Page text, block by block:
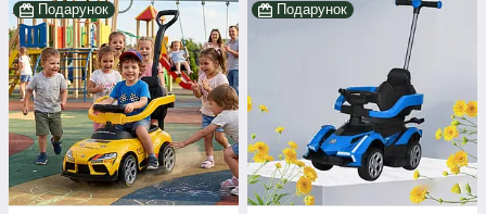
Подарунок
Подарунок